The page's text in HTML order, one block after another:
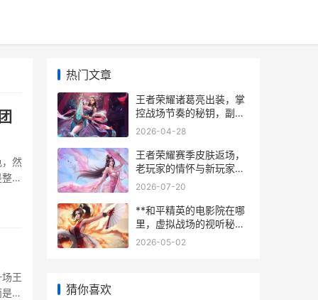
然
场
棋
王
一
热门文章
王者荣耀诸葛亮出装，掌
控战场节奏的秘钥，副标
题，从爆发到续航的进阶
2026-04-28
王者荣耀赛季皮肤返场，
老玩家的情怀与新玩家的
机遇，副标题，时光回溯
2026-07-20
**和平精英的电影院在哪
里，虚拟战场的视听秘境
**
2026-05-02
猜你喜欢